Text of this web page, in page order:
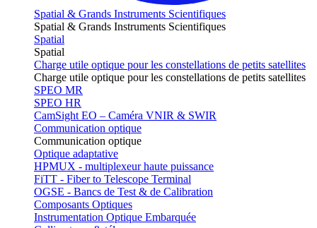
Spatial & Grands Instruments Scientifiques
Spatial & Grands Instruments Scientifiques
Spatial
Spatial
Charge utile optique pour les constellations de petits satellites
Charge utile optique pour les constellations de petits satellites
SPEO MR
SPEO HR
CamSight EO – Caméra VNIR & SWIR
Communication optique
Communication optique
Optique adaptative
HPMUX - multiplexeur haute puissance
FiTT - Fiber to Telescope Terminal
OGSE - Bancs de Test & de Calibration
Composants Optiques
Instrumentation Optique Embarquée